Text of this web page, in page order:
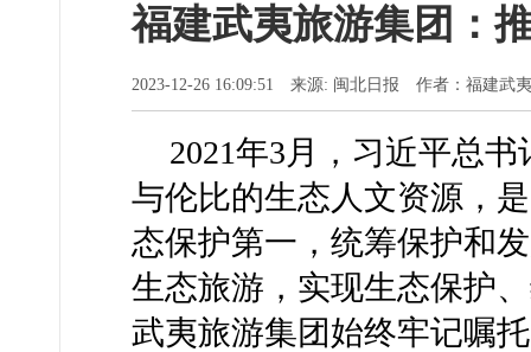
福建武夷旅游集团：
2023-12-26 16:09:51 来源: 闽北日报 作者：福建武
2021年3月，习近平总
与伦比的生态人文资源，
态保护第一，统筹保护和
生态旅游，实现生态保护
武夷旅游集团始终牢记嘱